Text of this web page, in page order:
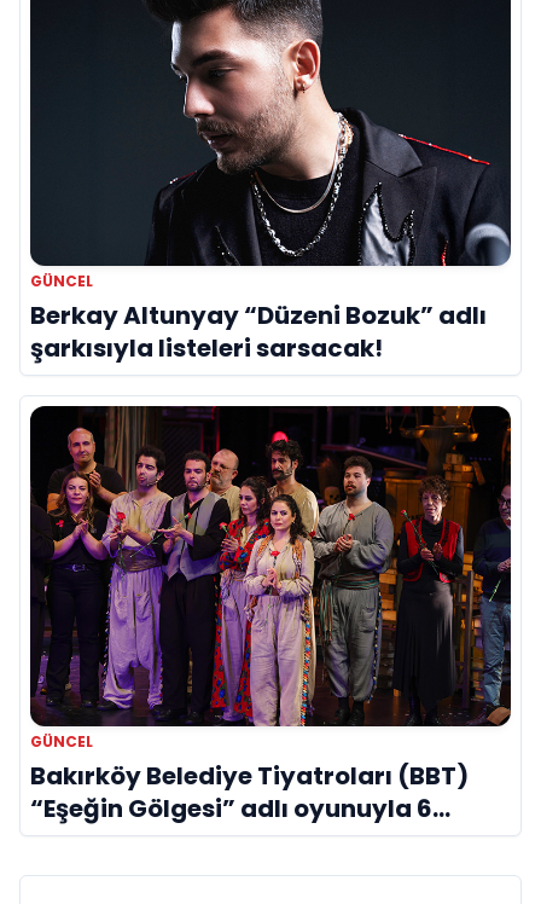
GÜNCEL
Berkay Altunyay “Düzeni Bozuk” adlı
şarkısıyla listeleri sarsacak!
GÜNCEL
Bakırköy Belediye Tiyatroları (BBT)
“Eşeğin Gölgesi” adlı oyunuyla 6
dalda ödüle aday gösterildi